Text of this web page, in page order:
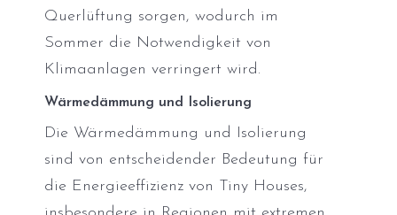
Querlüftung sorgen, wodurch im
Sommer die Notwendigkeit von
Klimaanlagen verringert wird.
Wärmedämmung und Isolierung
Die Wärmedämmung und Isolierung
sind von entscheidender Bedeutung für
die Energieeffizienz von Tiny Houses,